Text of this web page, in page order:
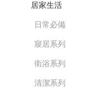
居家生活
日常必備
寢居系列
衛浴系列
清潔系列